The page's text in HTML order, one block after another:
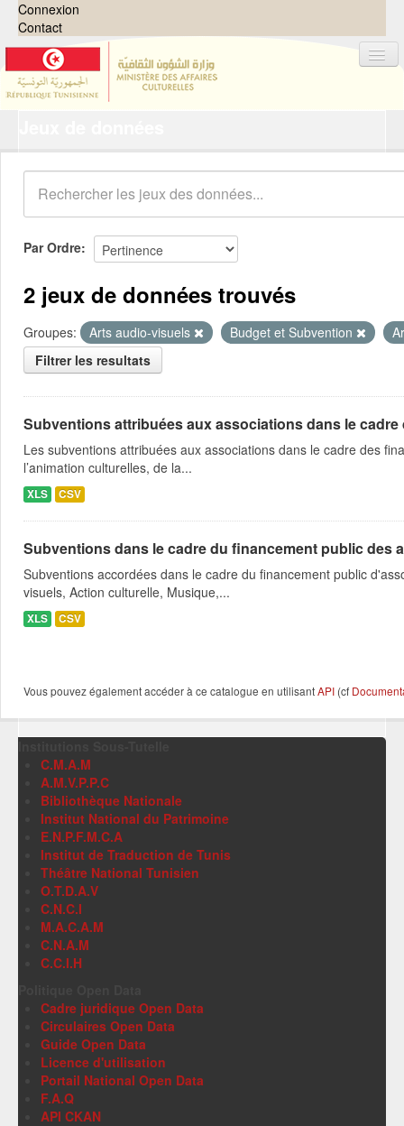
Connexion
Contact
Organisations
Groupes
Demandes 0
À propos
Par Ordre
2 jeux de données trouvés
Groupes: Arts audio-visuels Budget et Subvention
Filtrer les resultats
Subventions attribuées aux associations dans le
Les subventions attribuées aux associations dans le cadre des
l’animation culturelles, de la...
XLS CSV
Subventions dans le cadre du financement public des
Subventions accordées dans le cadre du financement public
visuels, Action culturelle, Musique,...
XLS CSV
Vous pouvez également accéder à ce catalogue en utilisantAPI (cf
C.M.A.M
A.M.V.P.P.C
Bibliothèque Nationale
Institut National du Patrimoine
E.N.P.F.M.C.A
Institut de Traduction de Tunis
Théâtre National Tunisien
O.T.D.A.V
C.N.C.I
M.A.C.A.M
C.N.A.M
C.C.I.H
Cadre juridique Open Data
Circulaires Open Data
Guide Open Data
Licence d'utilisation
Portail National Open Data
F.A.Q
API CKAN